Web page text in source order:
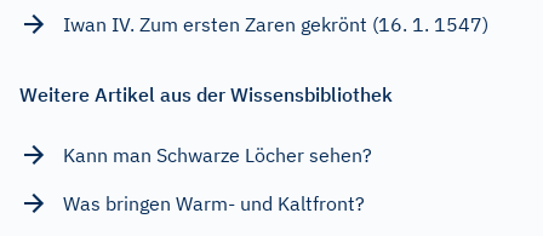
Iwan IV. Zum ersten Zaren gekrönt (16. 1. 1547)
Weitere Artikel aus der Wissensbibliothek
Kann man Schwarze Löcher sehen?
Was bringen Warm- und Kaltfront?